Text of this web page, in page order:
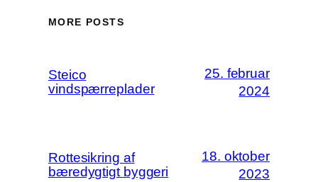
MORE POSTS
Steico
vindspærreplader
25. februar
2024
Rottesikring af
bæredygtigt byggeri
18. oktober
2023